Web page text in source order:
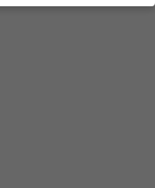
Zustimmung zu
Sie Ihre